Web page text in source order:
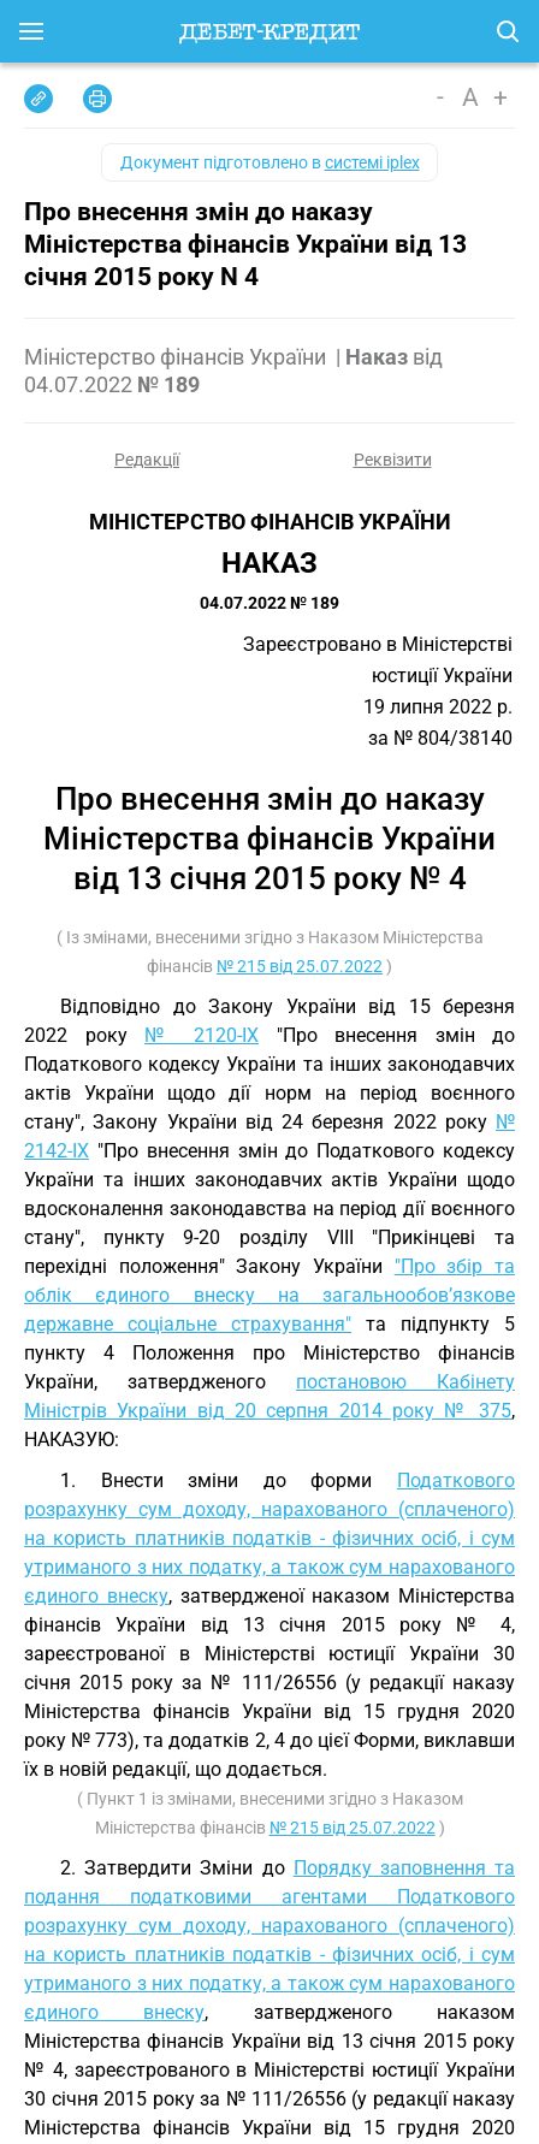
- A +
Документ підготовлено всистемі iplex
Про внесення змін до наказу
Міністерства фінансів України від 13
січня 2015 року N 4
Міністерство фінансів України | Наказ від
04.07.2022 № 189
Редакції Реквізити
МІНІСТЕРСТВО ФІНАНСІВ УКРАЇНИ
НАКАЗ
04.07.2022 № 189
Зареєстровано в Міністерстві
юстиції України
19 липня 2022 р.
за № 804/38140
Про внесення змін до наказу
Міністерства фінансів України
від 13 січня 2015 року № 4
( Із змінами, внесеними згідно з Наказом Міністерства
фінансів № 215 від 25.07.2022 )
Відповідно до Закону України від 15 березня
2022 року № 2120-IX "Про внесення змін до
Податкового кодексу України та інших законодавчих
актів України щодо дії норм на період воєнного
стану", Закону України від 24 березня 2022 року №
2142-IX "Про внесення змін до Податкового кодексу
України та інших законодавчих актів України щодо
вдосконалення законодавства на період дії воєнного
стану", пункту 9-20 розділу VIII "Прикінцеві та
перехідні положення" Закону України "Про збір та
облік єдиного внеску на загальнообов’язкове
державне соціальне страхування" та підпункту 5
пункту 4 Положення про Міністерство фінансів
України, затвердженого постановою Кабінету
Міністрів України від 20 серпня 2014 року № 375,
НАКАЗУЮ:
1. Внести зміни до форми Податкового
розрахунку сум доходу, нарахованого (сплаченого)
на користь платників податків - фізичних осіб, і сум
утриманого з них податку, а також сум нарахованого
єдиного внеску, затвердженої наказом Міністерства
фінансів України від 13 січня 2015 року № 4,
зареєстрованої в Міністерстві юстиції України 30
січня 2015 року за № 111/26556 (у редакції наказу
Міністерства фінансів України від 15 грудня 2020
року № 773), та додатків 2, 4 до цієї Форми, виклавши
їх в новій редакції, що додається.
( Пункт 1 із змінами, внесеними згідно з Наказом
Міністерства фінансів № 215 від 25.07.2022 )
2. Затвердити Зміни до Порядку заповнення та
подання податковими агентами Податкового
розрахунку сум доходу, нарахованого (сплаченого)
на користь платників податків - фізичних осіб, і сум
утриманого з них податку, а також сум нарахованого
єдиного внеску, затвердженого наказом
Міністерства фінансів України від 13 січня 2015 року
№ 4, зареєстрованого в Міністерстві юстиції України
30 січня 2015 року за № 111/26556 (у редакції наказу
Міністерства фінансів України від 15 грудня 2020